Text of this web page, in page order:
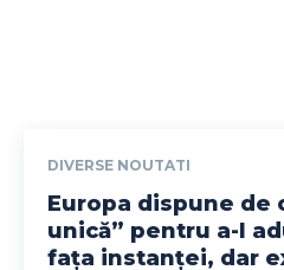
DIVERSE NOUTATI
Europa dispune de
unică” pentru a-l
fața instanței, dar